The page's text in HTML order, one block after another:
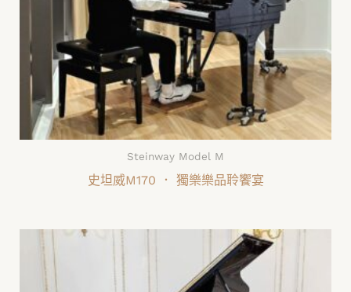
Steinway Model M
史坦威M170 ． 獨樂樂品聆饗宴